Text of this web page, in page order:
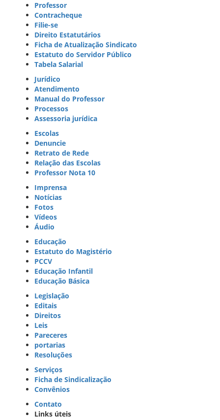
Professor
Contracheque
Filie-se
Direito Estatutários
Ficha de Atualização Sindicato
Estatuto do Servidor Público
Tabela Salarial
Jurídico
Atendimento
Manual do Professor
Processos
Assessoria jurídica
Escolas
Denuncie
Retrato de Rede
Relação das Escolas
Professor Nota 10
Imprensa
Notícias
Fotos
Vídeos
Áudio
Educação
Estatuto do Magistério
PCCV
Educação Infantil
Educação Básica
Legislação
Editais
Direitos
Leis
Pareceres
portarias
Resoluções
Serviços
Ficha de Sindicalização
Convênios
Contato
Links úteis